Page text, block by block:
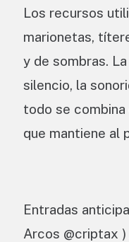
Los recursos
marionetas,
y de sombras.
silencio, la
todo se
que mantiene al
Entradas
Arcos @criptax